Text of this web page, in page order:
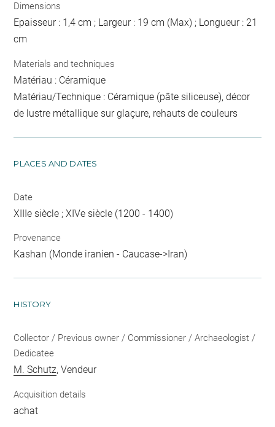
Dimensions
Epaisseur : 1,4 cm ; Largeur : 19 cm (Max) ; Longueur : 21
cm
Materials and techniques
Matériau : Céramique
Matériau/Technique : Céramique (pâte siliceuse), décor
de lustre métallique sur glaçure, rehauts de couleurs
PLACES AND DATES
Date
XIIIe siècle ; XIVe siècle (1200 - 1400)
Provenance
Kashan (Monde iranien - Caucase->Iran)
HISTORY
Collector / Previous owner / Commissioner / Archaeologist /
Dedicatee
M. Schutz, Vendeur
Acquisition details
achat